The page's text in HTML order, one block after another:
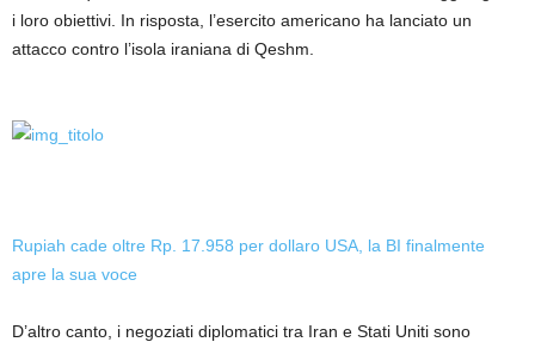
i loro obiettivi. In risposta, l’esercito americano ha lanciato un
attacco contro l’isola iraniana di Qeshm.
Rupiah cade oltre Rp. 17.958 per dollaro USA, la BI finalmente
apre la sua voce
D’altro canto, i negoziati diplomatici tra Iran e Stati Uniti sono